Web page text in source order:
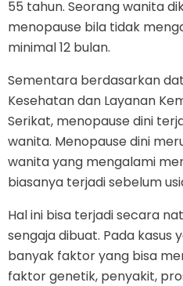
55 tahun. Seorang wanita
menopause bila tidak
minimal 12 bulan.
Sementara berdasarkan
Kesehatan dan Layanan
Serikat, menopause dini
wanita. Menopause dini
wanita yang mengalami
biasanya terjadi sebelum
Hal ini bisa terjadi secara
sengaja dibuat. Pada kasus
banyak faktor yang bisa
faktor genetik, penyakit,